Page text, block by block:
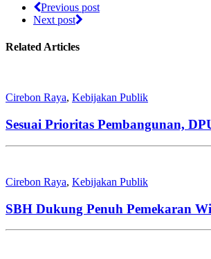
Previous post
Next post
Related Articles
Cirebon Raya, Kebijakan Publik
Sesuai Prioritas Pembangunan,
Cirebon Raya, Kebijakan Publik
SBH Dukung Penuh Pemekaran